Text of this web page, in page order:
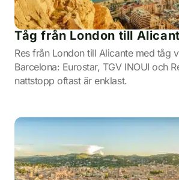
Tåg från London till
Res från London till Alicante med tåg
Barcelona: Eurostar, TGV INOUI och
nattstopp oftast är enklast.